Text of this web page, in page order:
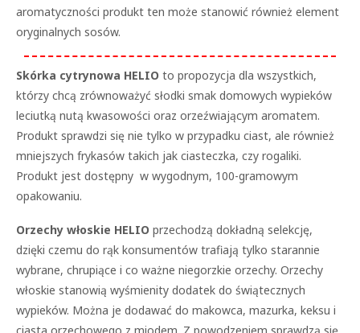
aromatyczności produkt ten może stanowić również element
oryginalnych sosów.
Skórka cytrynowa HELIO to propozycja dla wszystkich,
którzy chcą zrównoważyć słodki smak domowych wypieków
leciutką nutą kwasowości oraz orzeźwiającym aromatem.
Produkt sprawdzi się nie tylko w przypadku ciast, ale również
mniejszych frykasów takich jak ciasteczka, czy rogaliki.
Produkt jest dostępny w wygodnym, 100-gramowym
opakowaniu.
Orzechy włoskie HELIO przechodzą dokładną selekcję,
dzięki czemu do rąk konsumentów trafiają tylko starannie
wybrane, chrupiące i co ważne niegorzkie orzechy. Orzechy
włoskie stanowią wyśmienity dodatek do świątecznych
wypieków. Można je dodawać do makowca, mazurka, keksu i